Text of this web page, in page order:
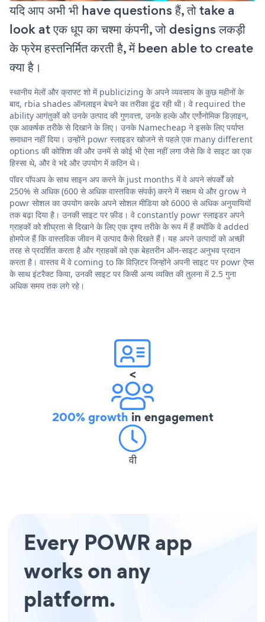
यदि आप अभी भी have questions हैं, तो take a
look at एक धूप का चश्मा कंपनी, जो designs लकड़ी
के फ्रेम हस्तनिर्मित करती है, में been able to create
क्या है।
स्थानीय मेलों और क्राफ्ट शो में publicizing के अपने व्यवसाय के कुछ महीनों के
बाद, rbia shades ऑनलाइन बेचने का तरीका ढूंढ रही थी। वे required the
ability आगंतुकों को उनके उत्पाद की गुणवत्ता, उनके हल्के और एर्गोनोमिक डिज़ाइन,
एक आकर्षक तरीके से दिखाने के लिए। उनके Namecheap ने इसके लिए पर्याप्त
समाधान नहीं दिया। उन्होंने powr स्लाइडर खोजने से पहले एक many different
options की कोशिश की और उनमें से कोई भी ऐसा नहीं लगा जैसे कि वे साइट का एक
हिस्सा थे, और वे भद्दे और उपयोग में कठिन थे।
पॉवर पॉपअप के साथ साइन अप करने के just months में वे अपने संपर्कों को
250% से अधिक (600 से अधिक वास्तविक संपर्क) करने में सक्षम थे और grow ने
powr सोशल का उपयोग करके अपने सोशल मीडिया को 6000 से अधिक अनुयायियों
तक बढ़ा दिया है। उनकी साइट पर फ़ीड। वे constantly powr स्लाइडर अपने
ग्राहकों को शीघ्रता से दिखाने के लिए एक दृश्य तरीके के रूप में हैं क्योंकि वे added
होमपेज हैं कि वास्तविक जीवन में उत्पाद कैसे दिखते हैं। यह अपने उत्पादों को अच्छी
तरह से प्रदर्शित करता है और ग्राहकों को एक बेहतरीन ऑन-साइट अनुभव प्रदान
करता है। वास्तव में वे coming to कि विज़िटर जिन्होंने अपनी साइट पर powr ऐप्स
के साथ इंटरैक्ट किया, उनकी साइट पर किसी अन्य व्यक्ति की तुलना में 2.5 गुना
अधिक समय तक लगे रहे।
<
200% growth in engagement
वी
Every POWR app
works on any
platform.